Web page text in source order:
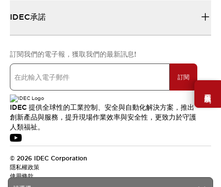
需要幫助嗎？
IDEC承諾
訂閱我們的電子報，獲取我們的最新訊息!
訂閱
IDEC 提供全球性的工業控制、安全與自動化解決方案，推出
創新產品與服務，提升現場作業效率與安全性，更致力於守護
人類福祉。
© 2026 IDEC Corporation
隱私權政策
使用條款